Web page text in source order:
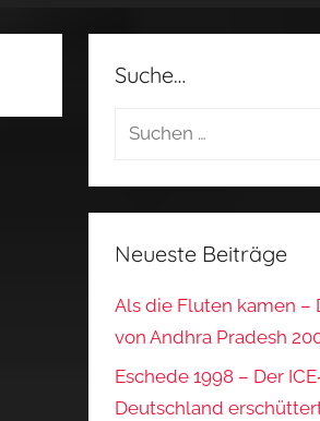
Suche…
Suchen
Neueste Beiträge
Als die Fluten kamen –
von Andhra Pradesh
Eschede 1998 – Der
Deutschland